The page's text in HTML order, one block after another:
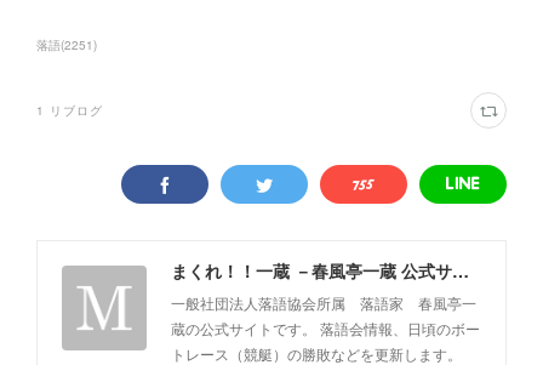
落語(2251)
1 リブログ
まくれ！！一蔵 －春風亭一蔵 公式サイト－
一般社団法人落語協会所属 落語家 春風亭一
蔵の公式サイトです。 落語会情報、日頃のボー
トレース（競艇）の勝敗などを更新します。